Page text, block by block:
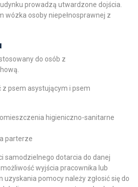
prowadzą utwardzone dojścia.
wózka osoby niepełnosprawnej z
do osób z
z psem asystującym i psem
higieniczno-sanitarne
parterze
samodzielnego dotarcia do danej
wyjścia pracownika lub
uzyskania pomocy należy zgłosić się do